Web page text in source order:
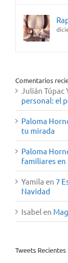
Comentarios
Julián Túpac
personal: el
Paloma
tu mirada
Paloma
familiares en
Yamila en 7
Navidad
Isabel en
Tweets Recientes